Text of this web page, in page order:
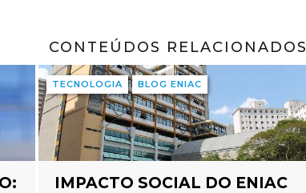
CONTEÚDOS RELACIONADOS
TECNOLOGIA BLOG ENIAC
IMPACTO SOCIAL DO ENIAC